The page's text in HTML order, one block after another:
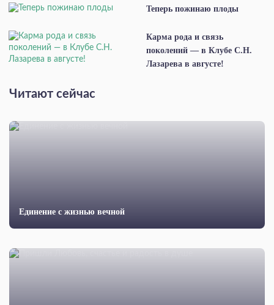
Теперь пожинаю плоды
Карма рода и связь
поколений — в Клубе С.Н.
Лазарева в августе!
Читают сейчас
Единение с жизнью вечной